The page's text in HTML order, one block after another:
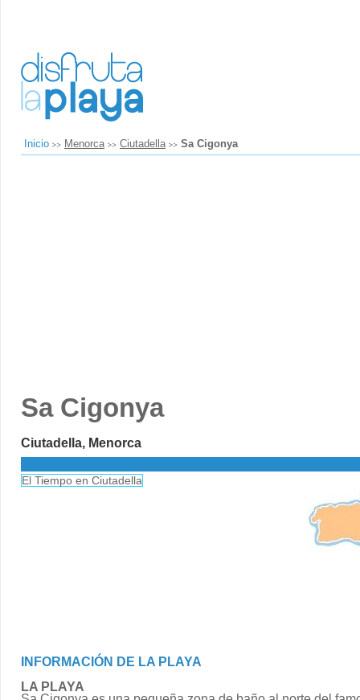
Inicio Menorca Ciutadella Sa Cigonya
Sa Cigonya
Ciutadella, Menorca
El Tiempo en Ciutadella
INFORMACIÓN DE LA PLAYA
LA PLAYA